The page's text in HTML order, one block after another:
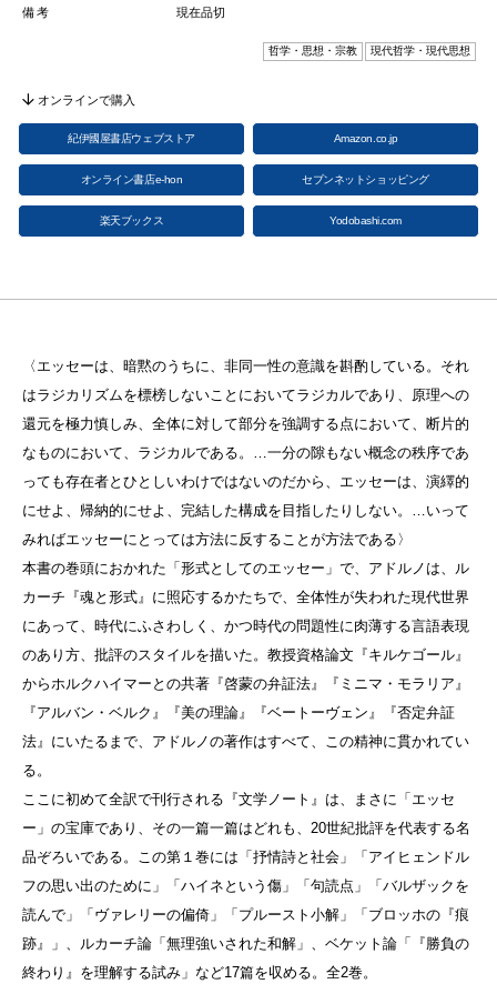
備考
現在品切
哲学・思想・宗教 現代哲学・現代思想
オンラインで購入
紀伊國屋書店ウェブストア Amazon.co.jp
オンライン書店e-hon セブンネットショッピング
楽天ブックス Yodobashi.com
〈エッセーは、暗黙のうちに、非同一性の意識を斟酌している。それ
はラジカリズムを標榜しないことにおいてラジカルであり、原理への
還元を極力慎しみ、全体に対して部分を強調する点において、断片的
なものにおいて、ラジカルである。…一分の隙もない概念の秩序であ
っても存在者とひとしいわけではないのだから、エッセーは、演繹的
にせよ、帰納的にせよ、完結した構成を目指したりしない。…いって
みればエッセーにとっては方法に反することが方法である〉
本書の巻頭におかれた「形式としてのエッセー」で、アドルノは、ル
カーチ『魂と形式』に照応するかたちで、全体性が失われた現代世界
にあって、時代にふさわしく、かつ時代の問題性に肉薄する言語表現
のあり方、批評のスタイルを描いた。教授資格論文『キルケゴール』
からホルクハイマーとの共著『啓蒙の弁証法』『ミニマ・モラリア』
『アルバン・ベルク』『美の理論』『ベートーヴェン』『否定弁証
法』にいたるまで、アドルノの著作はすべて、この精神に貫かれてい
る。
ここに初めて全訳で刊行される『文学ノート』は、まさに「エッセ
ー」の宝庫であり、その一篇一篇はどれも、20世紀批評を代表する名
品ぞろいである。この第１巻には「抒情詩と社会」「アイヒェンドル
フの思い出のために」「ハイネという傷」「句読点」「バルザックを
読んで」「ヴァレリーの偏倚」「プルースト小解」「ブロッホの『痕
跡』」、ルカーチ論「無理強いされた和解」、ベケット論「『勝負の
終わり』を理解する試み」など17篇を収める。全2巻。